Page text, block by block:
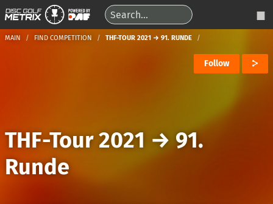
MAIN FIND COMPETITION THF-TOUR 2021 → 91. RUNDE
Follow
THF-Tour 2021 →91.
Runde